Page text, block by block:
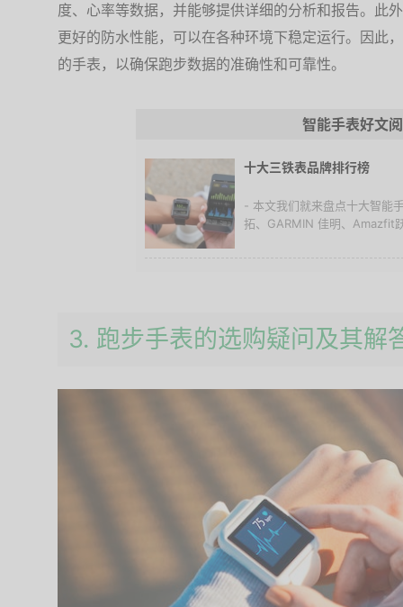
度、心率等数据，并能够提供详细的分析和报告。此
更好的防水性能，可以在各种环境下稳定运行。因此
的手表，以确保跑步数据的准确性和可靠性。
智能手表好文
十大三铁表品牌排行榜
- 本文我们就来盘点十大智能
拓、GARMIN 佳明、Amazfit
3. 跑步手表的选购疑问及其解